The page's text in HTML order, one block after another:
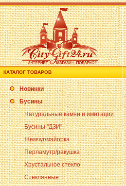
КАТАЛОГ ТОВАРОВ
Новинки
Бусины
Натуральные камни и имитации
Бусины "ДЗИ"
Жемчуг/майорка
Перламутр/ракушка
Хрустальное стекло
Стеклянные